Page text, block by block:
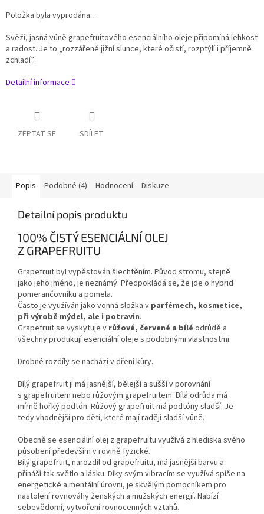
Položka byla vyprodána…
Svěží, jasná vůně grapefruitového esenciálního oleje připomíná lehkost
a radost. Je to „rozzářené jižní slunce, které očistí, rozptýlí i příjemně
zchladí”.
Detailní informace
ZEPTAT SE SDÍLET
Popis Podobné (4) Hodnocení Diskuze
Detailní popis produktu
100% ČISTÝ ESENCIÁLNÍ OLEJ
Z GRAPEFRUITU
Grapefruit byl vypěstován šlechtěním. Původ stromu, stejně
jako jeho jméno, je neznámý. Předpokládá se, že jde o hybrid
pomerančovníku a pomela.
Často je využíván jako vonná složka v parfémech, kosmetice,
při výrobě mýdel, ale i potravin.
Grapefruit se vyskytuje v růžové, červené a bílé odrůdě a
všechny produkují esenciální oleje s podobnými vlastnostmi.
Drobné rozdíly se nachází v dřeni kůry.
Bílý grapefruit ji má jasnější, bělejší a sušší v porovnání
s grapefruitem nebo růžovým grapefruitem. Bílá odrůda má
mírně hořký podtón. Růžový grapefruit má podtóny sladší. Je
tedy vhodnější pro děti, které mají raději sladší vůně.
Obecně se esenciální olej z grapefruitu využívá z hlediska svého
působení především v rovině fyzické.
Bílý grapefruit, narozdíl od grapefruitu, má jasnější barvu a
přináší tak světlo a lásku. Díky svým vibracím se využívá spíše na
energetické a mentální úrovni, je skvělým pomocníkem pro
nastolení rovnováhy ženských a mužských energií. Nabízí
sebevědomí, vytvoření rovnocenných vztahů.